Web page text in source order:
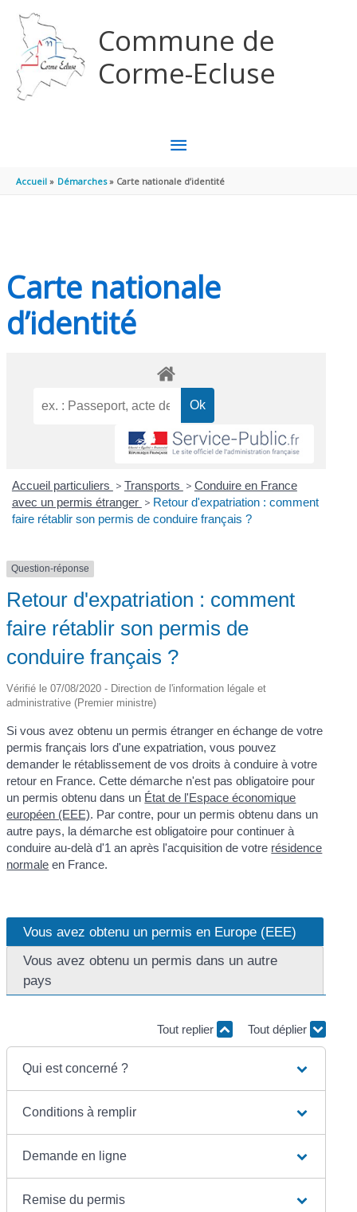
Commune de
Corme-Ecluse
MENU
PRINCIPAL
Accueil Démarches Carte nationale d’identité
Carte nationale
d’identité
Accueil particuliers > Transports > Conduire en France
avec un permis étranger > Retour d'expatriation : comment
faire rétablir son permis de conduire français ?
Question-réponse
Retour d'expatriation : comment
faire rétablir son permis de
conduire français ?
Vérifié le 07/08/2020 - Direction de l'information légale et
administrative (Premier ministre)
Si vous avez obtenu un permis étranger en échange de votre
permis français lors d'une expatriation, vous pouvez
demander le rétablissement de vos droits à conduire à votre
retour en France. Cette démarche n'est pas obligatoire pour
un permis obtenu dans un État de l'Espace économique
européen (EEE). Par contre, pour un permis obtenu dans un
autre pays, la démarche est obligatoire pour continuer à
conduire au-delà d'1 an après l'acquisition de votre résidence
normale en France.
Vous avez obtenu un permis en Europe (EEE)
Vous avez obtenu un permis dans un autre
pays
Tout replier Tout déplier
Qui est concerné ?
Conditions à remplir
Demande en ligne
Remise du permis